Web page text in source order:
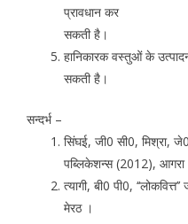
प्रावधान कर
सकती है।
हानिकारक वस्तुओं के
सकती है।
सन्दर्भ –
सिंघई, जी0 सी0, मिश्रा, जे0
पब्लिकेशन्स (2012), आगरा
त्यागी, बी0 पी0,
मेरठ ।